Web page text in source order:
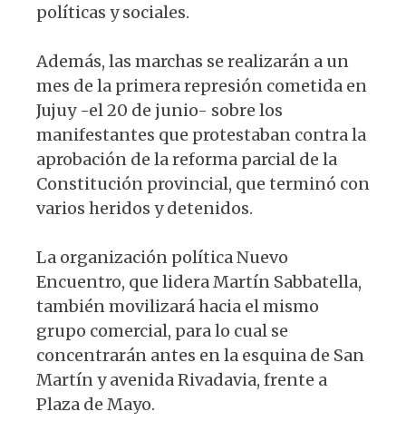
políticas y sociales.
Además, las marchas se realizarán a un
mes de la primera represión cometida en
Jujuy -el 20 de junio- sobre los
manifestantes que protestaban contra la
aprobación de la reforma parcial de la
Constitución provincial, que terminó con
varios heridos y detenidos.
La organización política Nuevo
Encuentro, que lidera Martín Sabbatella,
también movilizará hacia el mismo
grupo comercial, para lo cual se
concentrarán antes en la esquina de San
Martín y avenida Rivadavia, frente a
Plaza de Mayo.